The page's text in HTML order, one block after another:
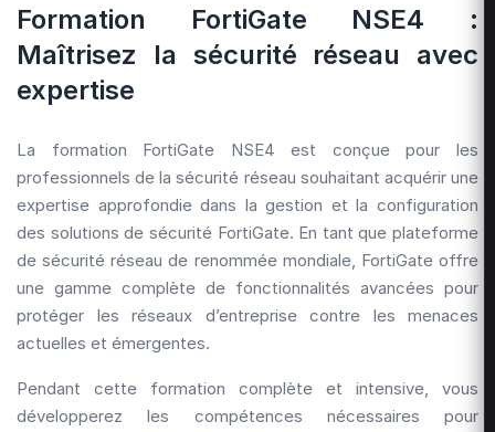
Formation FortiGate NSE4 :
Maîtrisez la sécurité réseau avec
expertise
La formation FortiGate NSE4 est conçue pour les
professionnels de la sécurité réseau souhaitant acquérir une
expertise approfondie dans la gestion et la configuration
des solutions de sécurité FortiGate. En tant que plateforme
de sécurité réseau de renommée mondiale, FortiGate offre
une gamme complète de fonctionnalités avancées pour
protéger les réseaux d’entreprise contre les menaces
actuelles et émergentes.
Pendant cette formation complète et intensive, vous
développerez les compétences nécessaires pour